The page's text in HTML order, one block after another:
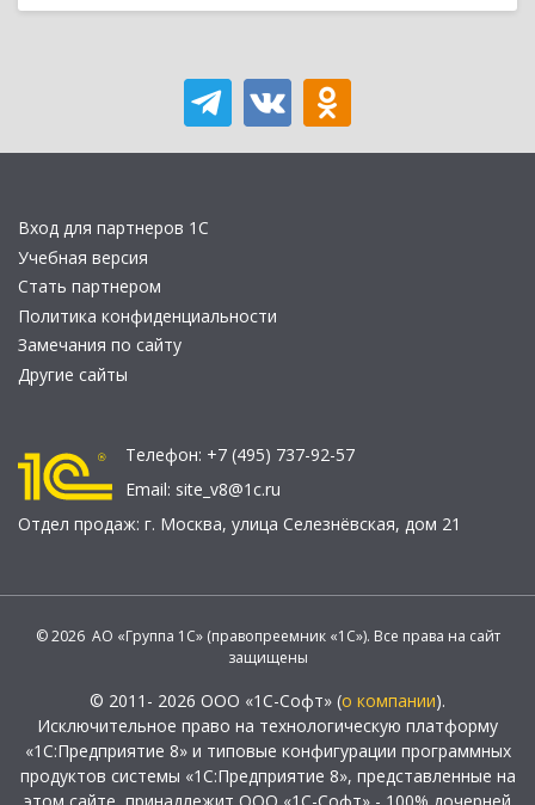
Вход для партнеров 1С
Учебная версия
Стать партнером
Политика конфиденциальности
Замечания по сайту
Другие сайты
Телефон: +7 (495) 737-92-57
Email: site_v8@1c.ru
Отдел продаж: г. Москва, улица Селезнёвская, дом 21
© 2026 АО «Группа 1С» (правопреемник «1С»). Все права на сайт
защищены
© 2011- 2026 ООО «1С-Софт» (о компании).
Исключительное право на технологическую платформу
«1С:Предприятие 8» и типовые конфигурации программных
продуктов системы «1С:Предприятие 8», представленные на